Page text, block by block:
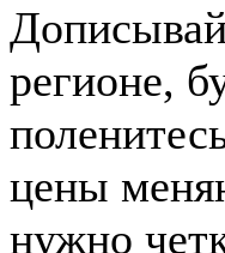
регионе,
цены
нужно